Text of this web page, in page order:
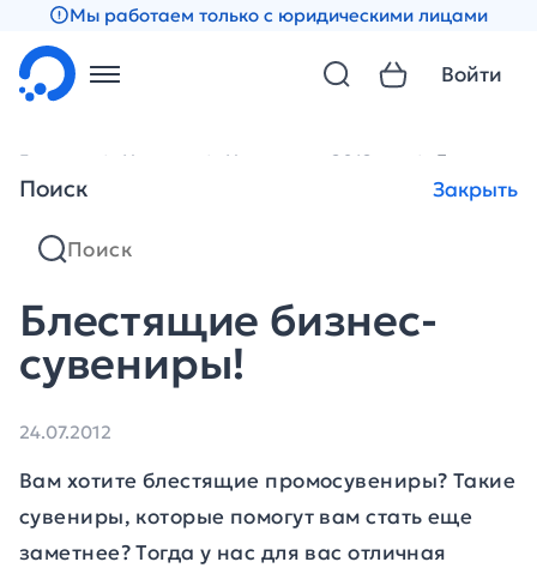
Мы работаем только с юридическими лицами
Поиск Закрыть
Войти
Главная Новости Новости за 2012 год
Блестящие бизнес-
сувениры!
24.07.2012
Вам хотите блестящие промосувениры? Такие
сувениры, которые помогут вам стать еще
заметнее? Тогда у нас для вас отличная